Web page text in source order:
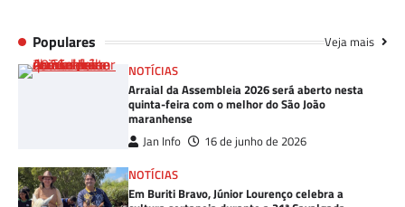
Populares Veja mais
NOTÍCIAS
Arraial da Assembleia 2026 será aberto nesta
quinta-feira com o melhor do São João
maranhense
Jan Info
16 de junho de 2026
NOTÍCIAS
Em Buriti Bravo, Júnior Lourenço celebra a